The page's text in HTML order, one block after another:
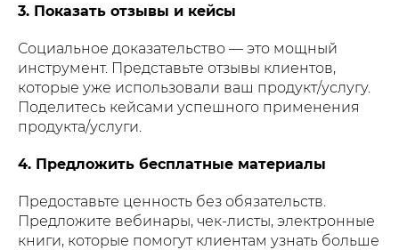
3. Показать отзывы и кейсы
Социальное доказательство — это мощный
инструмент. Представьте отзывы клиентов,
которые уже использовали ваш продукт/услугу.
Поделитесь кейсами успешного применения
продукта/услуги.
4. Предложить бесплатные материалы
Предоставьте ценность без обязательств.
Предложите вебинары, чек-листы, электронные
книги, которые помогут клиентам узнать больше